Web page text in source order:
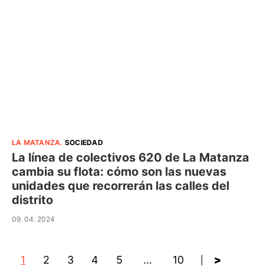
LA MATANZA. SOCIEDAD
La línea de colectivos 620 de La Matanza
cambia su flota: cómo son las nuevas
unidades que recorrerán las calles del
distrito
09. 04. 2024
1 2 3 4 5 … 10 >